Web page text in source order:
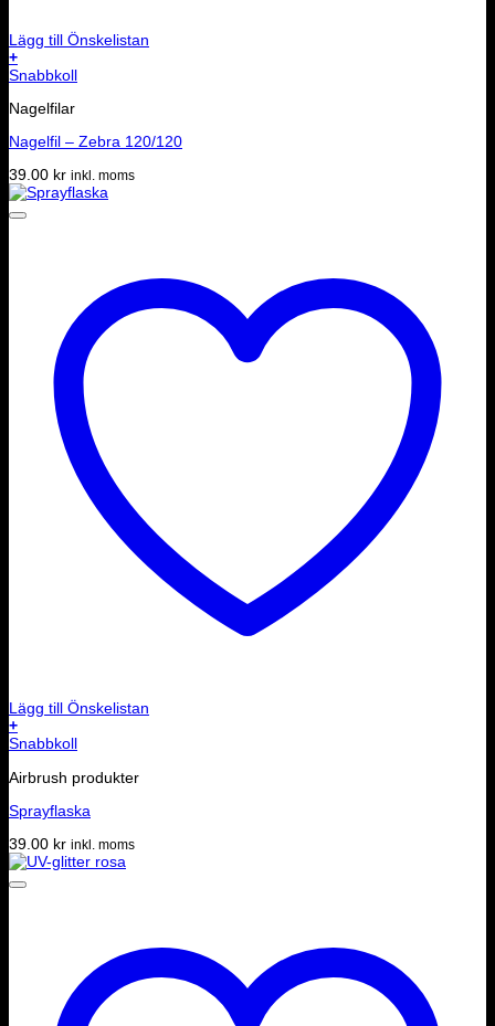
Lägg till Önskelistan
+
Snabbkoll
Nagelfilar
Nagelfil – Zebra 120/120
39.00 kr inkl. moms
Lägg till Önskelistan
+
Snabbkoll
Airbrush produkter
Sprayflaska
39.00 kr inkl. moms